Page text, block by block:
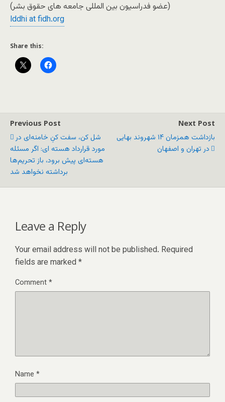
(عضو فدراسیون بین المللی جامعه های حقوق بشر)
lddhi at fidh.org
Share this:
Previous Post
شل کن، سفت کنِ خامنه‌ای در
مورد قرارداد هسته ای: اگر مسئله
هسته‌ای پیش برود، باز تحریم‌ها
برداشته نخواهد شد
Next Post
بازداشت همزمان ۱۴ شهروند بهایی
در تهران و اصفهان
Leave a Reply
Your email address will not be published. Required
fields are marked *
Comment*
Name *